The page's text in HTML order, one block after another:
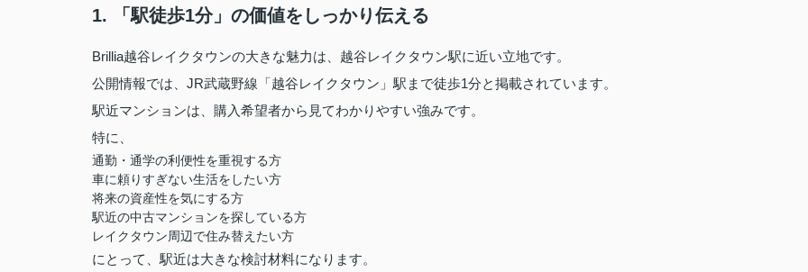
1. 「駅徒歩1分」の価値をしっかり伝える
Brillia越谷レイクタウンの大きな魅力は、越谷レイクタウン駅に近い立地です。
公開情報では、JR武蔵野線「越谷レイクタウン」駅まで徒歩1分と掲載されています。
駅近マンションは、購入希望者から見てわかりやすい強みです。
特に、
通勤・通学の利便性を重視する方
車に頼りすぎない生活をしたい方
将来の資産性を気にする方
駅近の中古マンションを探している方
レイクタウン周辺で住み替えたい方
にとって、駅近は大きな検討材料になります。